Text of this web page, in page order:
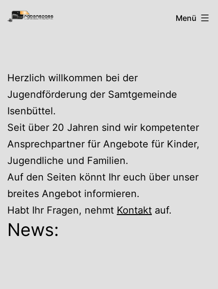
Zum
Inhalt
RabenspassMenü
Herzlich willkommen bei der
Jugendförderung der Samtgemeinde
Isenbüttel.
Seit über 20 Jahren sind wir kompetenter
Ansprechpartner für Angebote für Kinder,
Jugendliche und Familien.
Auf den Seiten könnt Ihr euch über unser
breites Angebot informieren.
Habt Ihr Fragen, nehmt Kontakt auf.
News: